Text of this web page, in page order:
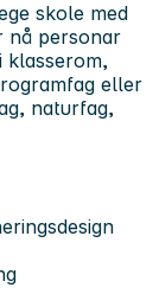
skole med
nå personar
klasserom,
eller
naturfag,